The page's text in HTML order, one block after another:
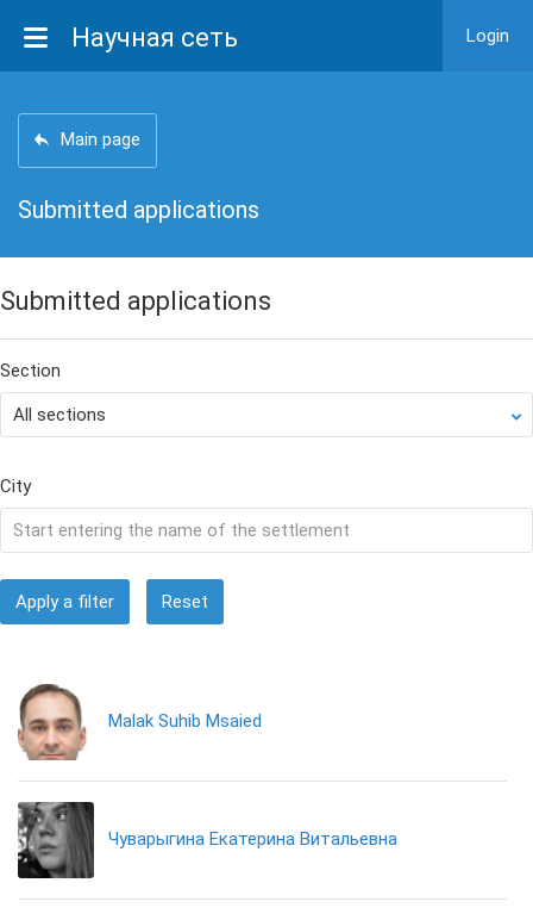
Научная сеть Login
Main page
Submitted applications
Submitted applications
Section
City
Apply a filter Reset
Malak Suhib Msaied
Чуварыгина Екатерина Витальевна